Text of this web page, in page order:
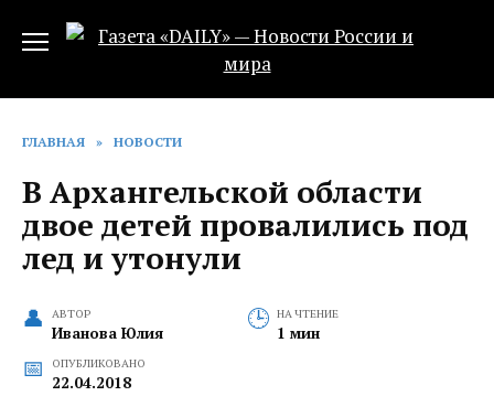
ГЛАВНАЯ » НОВОСТИ
В Архангельской области
двое детей провалились под
лед и утонули
АВТОР
Иванова Юлия
НА ЧТЕНИЕ
1 мин
ОПУБЛИКОВАНО
22.04.2018